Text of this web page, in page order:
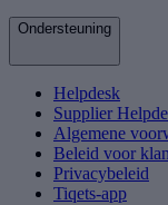
Ondersteuning
Helpdesk
Supplier
Algemene
Beleid voor
Privacybeleid
Tiqets-app